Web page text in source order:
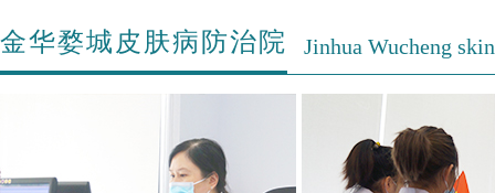
金华婺城皮肤病防治院 Jinhua Wucheng